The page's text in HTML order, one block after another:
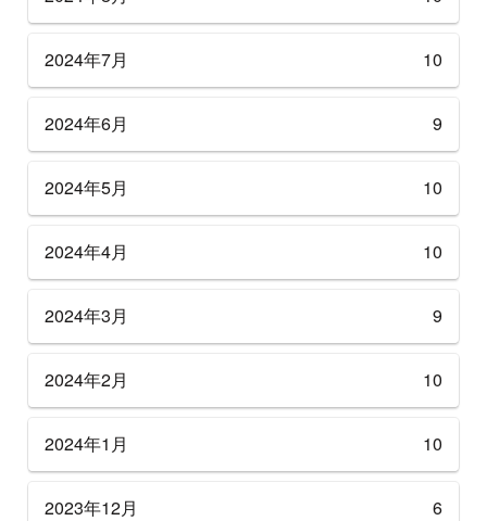
2024年7月 10
2024年6月 9
2024年5月 10
2024年4月 10
2024年3月 9
2024年2月 10
2024年1月 10
2023年12月 6